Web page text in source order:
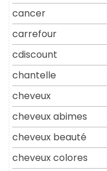
cancer
carrefour
cdiscount
chantelle
cheveux
cheveux abimes
cheveux beauté
cheveux colores